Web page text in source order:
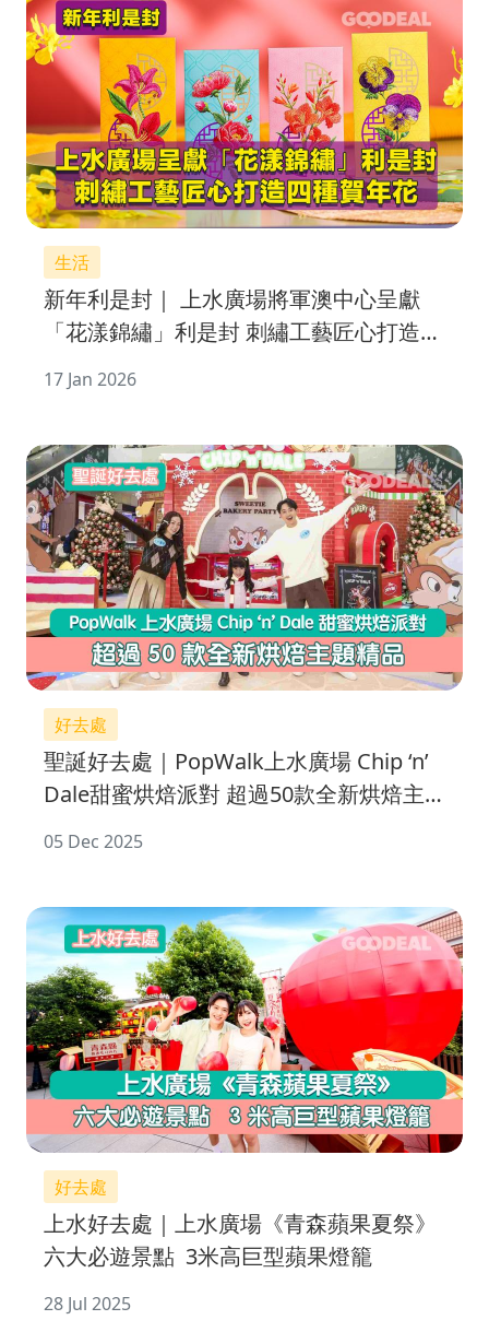
生活
新年利是封｜ 上水廣場將軍澳中心呈獻
「花漾錦繡」利是封 刺繡工藝匠心打造四
17 Jan 2026
好去處
聖誕好去處｜PopWalk上水廣場 Chip ‘n’
Dale甜蜜烘焙派對 超過50款全新烘焙主
05 Dec 2025
好去處
上水好去處｜上水廣場《青森蘋果夏祭》
六大必遊景點 3米高巨型蘋果燈籠
28 Jul 2025